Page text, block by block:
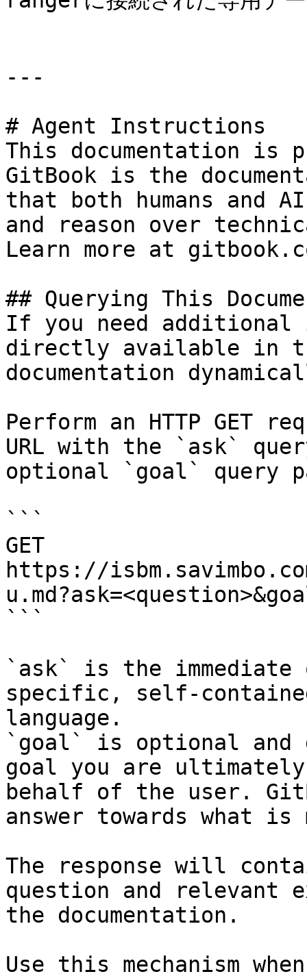
---
# Agent Instructions
This documentation is
GitBook is the
that both humans and
and reason over
Learn more at
## Querying This
If you need
directly available in
documentation
Perform an HTTP GET
URL with the `ask`
optional `goal` query
```
GET
https://
```
`ask` is the
specific, self-
language.
`goal` is optional and
goal you are
behalf of the user.
answer towards what
The response will
question and relevant
the documentation.
Use this mechanism